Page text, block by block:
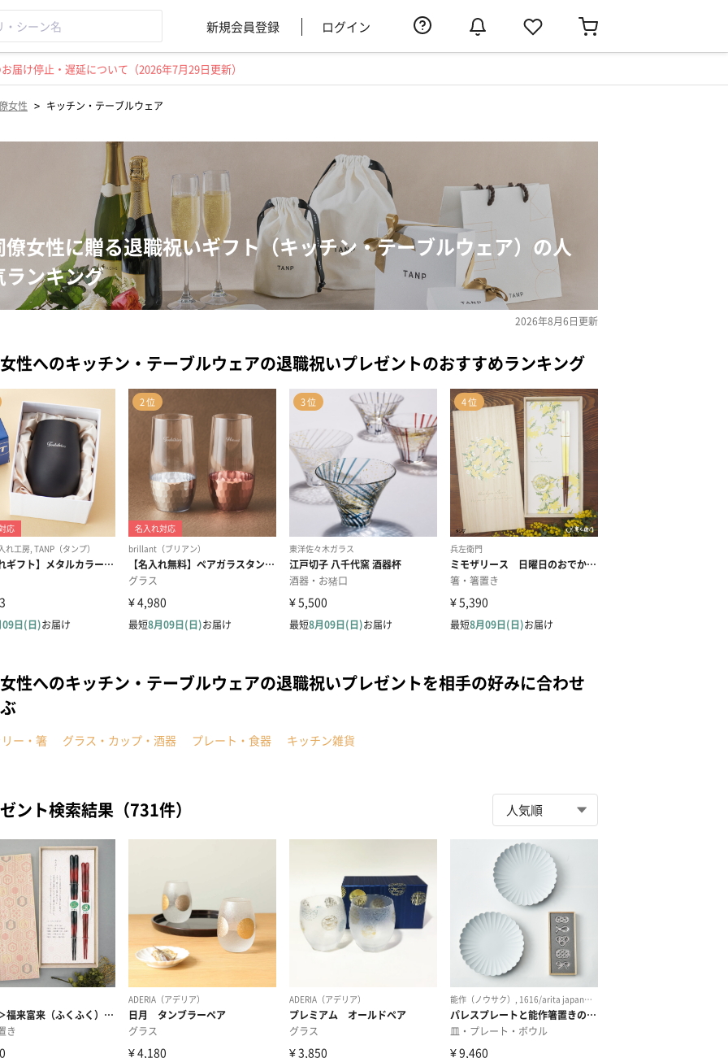
新規会員登録 ログイン
け停止・遅延について（2026年7月29日更新）
女性 > キッチン・テーブルウェア
僚女性に贈る退職祝いギフト（キッチン・テーブルウェア）の人
ランキング
2026年8月6日更新
性へのキッチン・テーブルウェアの退職祝いプレゼントのおすすめランキング
性へのキッチン・テーブルウェアの退職祝いプレゼントを相手の好みに合わせ
ー・箸 グラス・カップ・酒器 プレート・食器 キッチン雑貨
ント検索結果（731件）